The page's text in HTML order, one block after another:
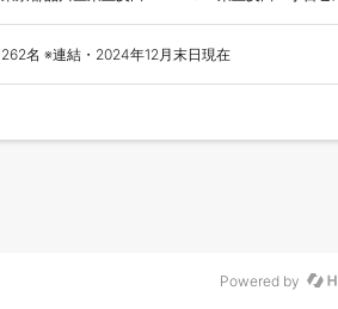
262名 ※連結・2024年12月末日現在
Powered by